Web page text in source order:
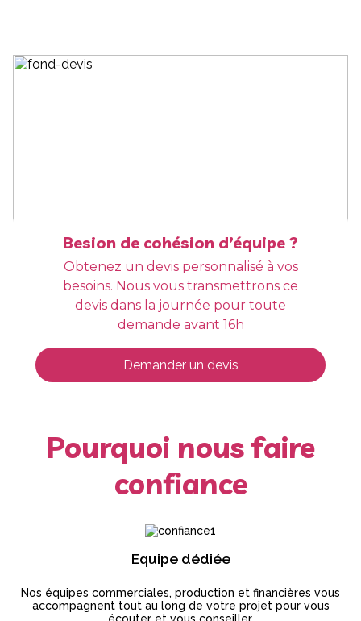
Besion de cohésion d’équipe ?
Obtenez un devis personnalisé à vos
besoins. Nous vous transmettrons ce
devis dans la journée pour toute
demande avant 16h
Demander un devis
Pourquoi nous faire
confiance
Equipe dédiée
Nos équipes commerciales, production et financières vous
accompagnent tout au long de votre projet pour vous